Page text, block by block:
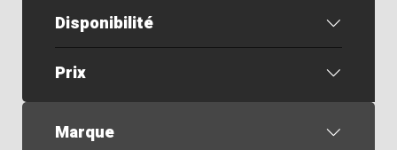
Disponibilité
Prix
Marque